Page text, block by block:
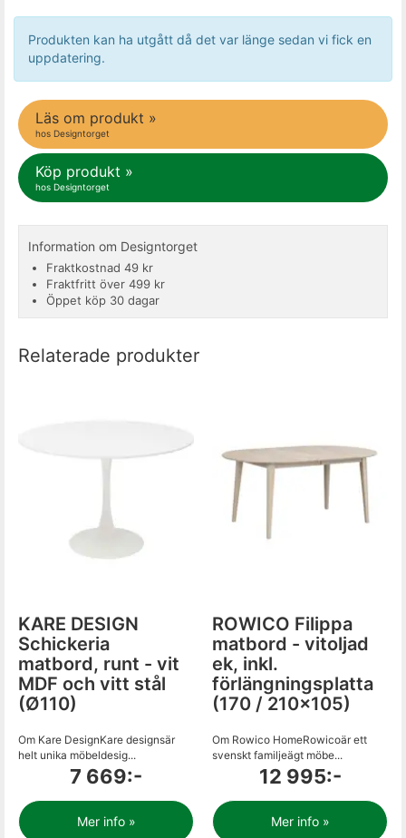
Produkten kan ha utgått då det var länge sedan vi fick en
uppdatering.
Läs om produkt »
hos Designtorget
Köp produkt »
hos Designtorget
Information om Designtorget
Fraktkostnad 49 kr
Fraktfritt över 499 kr
Öppet köp 30 dagar
Relaterade produkter
KARE DESIGN
Schickeria
matbord, runt - vit
MDF och vitt stål
(Ø110)
Om Kare DesignKare designsär
helt unika möbeldesig...
7 669:-
Mer info »
ROWICO Filippa
matbord - vitoljad
ek, inkl.
förlängningsplatta
(170 / 210x105)
Om Rowico HomeRowicoär ett
svenskt familjeägt möbe...
12 995:-
Mer info »